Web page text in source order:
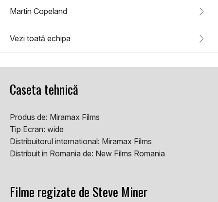
Martin Copeland
Vezi toată echipa
Caseta tehnică
Produs de: Miramax Films
Tip Ecran: wide
Distribuitorul international: Miramax Films
Distribuit in Romania de: New Films Romania
Filme regizate de Steve Miner